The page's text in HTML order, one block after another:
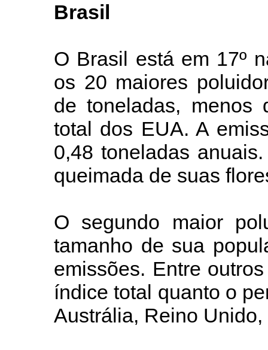
Brasil
O Brasil está em 17º
os 20 maiores
de toneladas,
total dos EUA. A
0,48 toneladas
queimada de suas
O segundo maior
tamanho de sua
emissões. Entre
índice total quanto o
Austrália, Reino